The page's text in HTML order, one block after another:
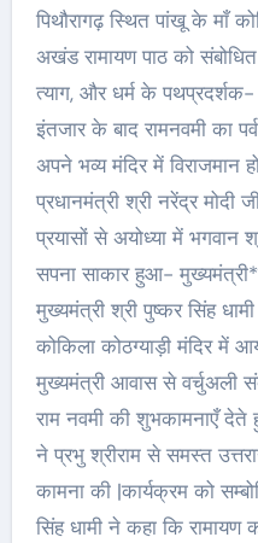
पिथौरागढ़ स्थित पांखू के माँ
अखंड रामायण पाठ को संबोधित
त्याग, और धर्म के
इंतजार के बाद रामनवमी का
अपने भव्य मंदिर में विराजमान
प्रधानमंत्री श्री नरेंद्र
प्रयासों से अयोध्या में भगवान
सपना साकार हुआ-
मुख्यमंत्री श्री पुष्कर सिंह
कोकिला कोठग्याड़ी मंदिर में
मुख्यमंत्री आवास से वर्चुअली
राम नवमी की शुभकामनाएँ देते
ने प्रभु श्रीराम से समस्त
कामना की |कार्यक्रम को
सिंह धामी ने कहा कि रामायण